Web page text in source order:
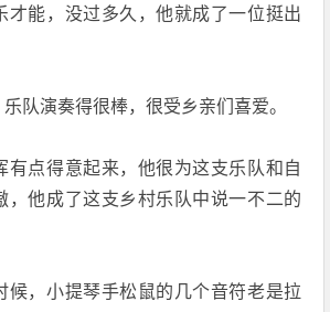
才能，没过多久，他就成了一位挺出
队演奏得很棒，很受乡亲们喜爱。
有点得意起来，他很为这支乐队和自
，他成了这支乡村乐队中说一不二的
候，小提琴手松鼠的几个音符老是拉